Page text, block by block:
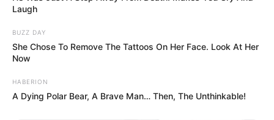
Laugh
BUZZ DAY
She Chose To Remove The Tattoos On Her Face. Look At Her
Now
HABERION
A Dying Polar Bear, A Brave Man… Then, The Unthinkable!